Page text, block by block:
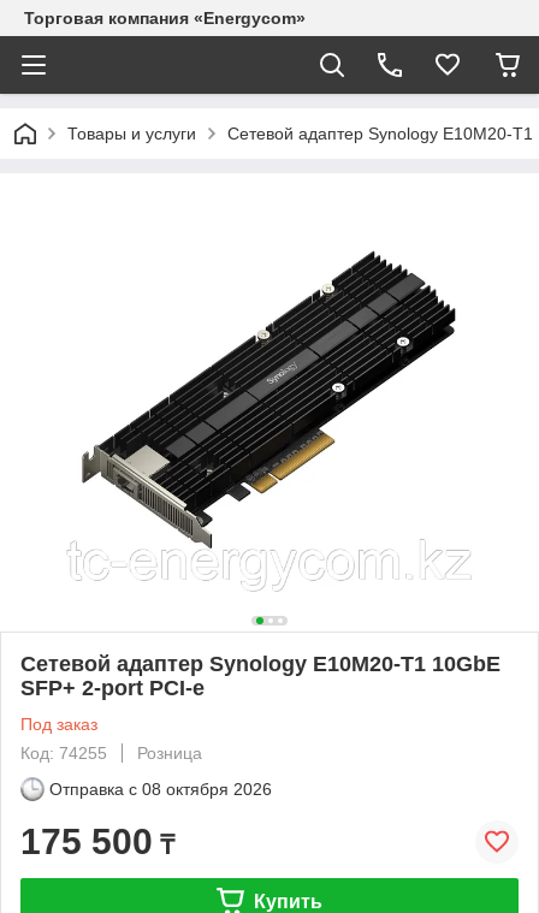
Торговая компания «Energycom»
Товары и услуги Сетевой адаптер Synology E10M20-
Сетевой адаптер Synology E10M20-T1 10GbE
SFP+ 2-port PCI-e
Под заказ
Код: 74255
Розница
Отправка с 08 октября 2026
175 500 ₸
Купить